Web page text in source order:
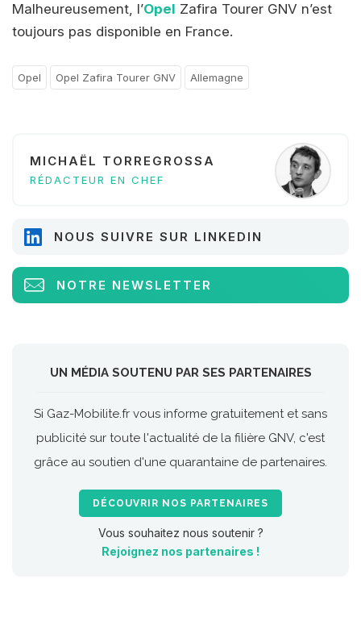
Malheureusement, l’Opel Zafira Tourer GNV n’est
toujours pas disponible en France.
Opel Opel Zafira Tourer GNV Allemagne
MICHAËL TORREGROSSA
RÉDACTEUR EN CHEF
NOUS SUIVRE SUR LINKEDIN
NOTRE NEWSLETTER
UN MÉDIA SOUTENU PAR SES PARTENAIRES
Si Gaz-Mobilite.fr vous informe gratuitement et sans
publicité sur toute l'actualité de la filière GNV, c'est
grâce au soutien d'une quarantaine de partenaires.
DÉCOUVRIR NOS PARTENAIRES
Vous souhaitez nous soutenir ?
Rejoignez nos partenaires !